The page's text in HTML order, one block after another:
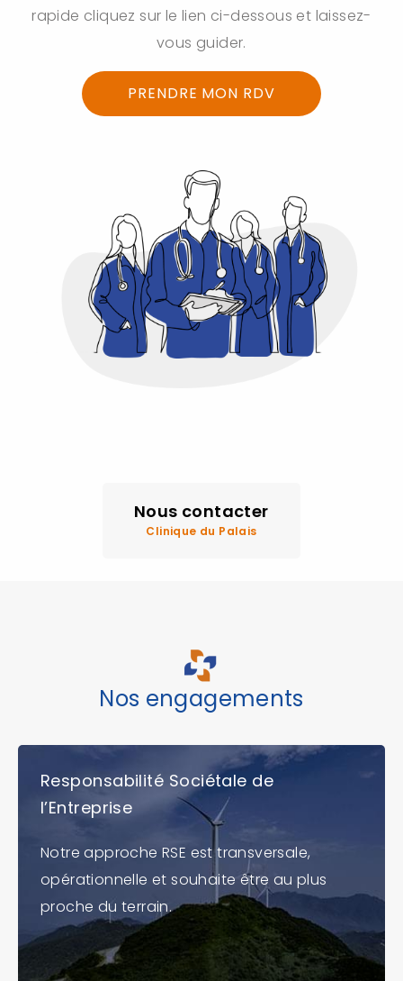
rapide cliquez sur le lien ci-dessous et laissez-
vous guider.
PRENDRE MON RDV
Nous contacter
Clinique du Palais
Nos engagements
Responsabilité Sociétale de
l’Entreprise
Notre approche RSE est transversale,
opérationnelle et souhaite être au plus
proche du terrain.